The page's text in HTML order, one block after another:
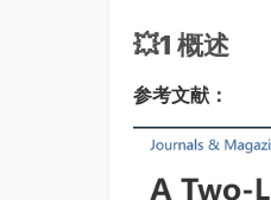
💥1 概述
参考文献：